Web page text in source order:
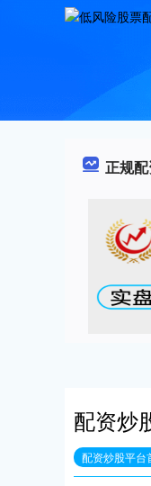
正规
配资炒
配资炒股平台